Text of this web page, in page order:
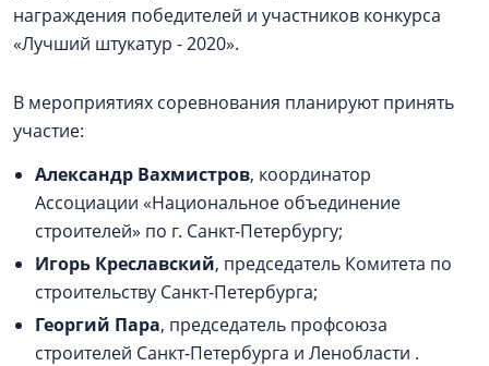
награждения победителей и участников конкурса
«Лучший штукатур - 2020».
В мероприятиях соревнования планируют принять
участие:
Александр Вахмистров, координатор
Ассоциации «Национальное объединение
строителей» по г. Санкт-Петербургу;
Игорь Креславский, председатель Комитета по
строительству Санкт-Петербурга;
Георгий Пара, председатель профсоюза
строителей Санкт-Петербурга и Ленобласти .